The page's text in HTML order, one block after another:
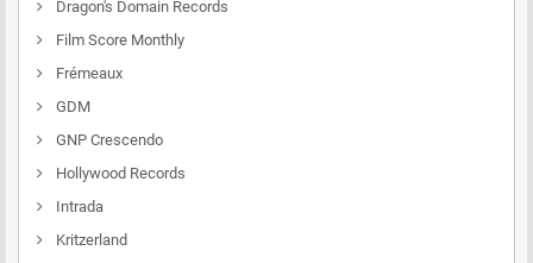
Dragon's Domain Records
Film Score Monthly
Frémeaux
GDM
GNP Crescendo
Hollywood Records
Intrada
Kritzerland